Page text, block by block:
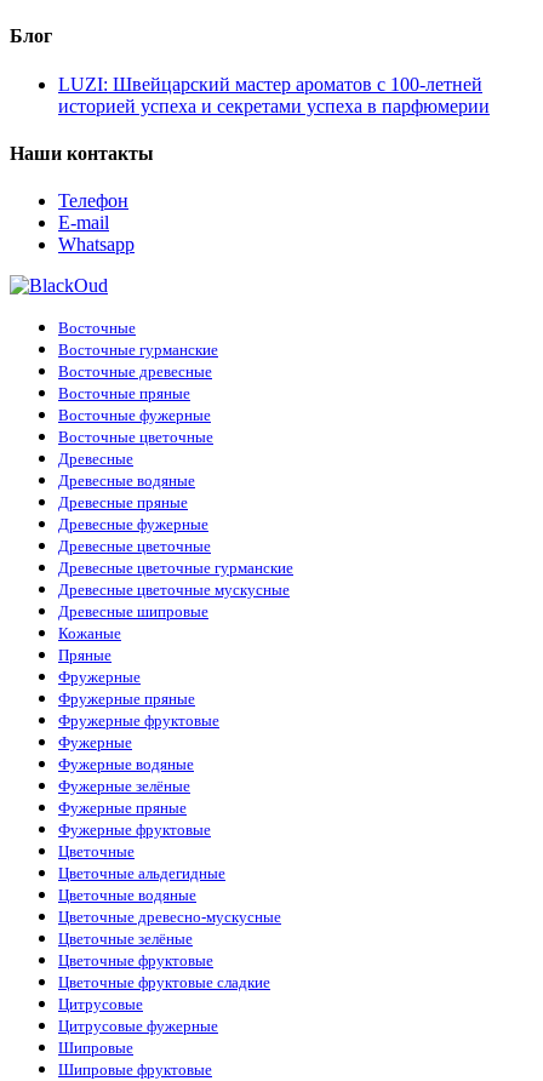
Блог
LUZI: Швейцарский мастер ароматов с 100-летней
историей успеха и секретами успеха в парфюмерии
Наши контакты
Телефон
E-mail
Whatsapp
Восточные
Восточные гурманские
Восточные древесные
Восточные пряные
Восточные фужерные
Восточные цветочные
Древесные
Древесные водяные
Древесные пряные
Древесные фужерные
Древесные цветочные
Древесные цветочные гурманские
Древесные цветочные мускусные
Древесные шипровые
Кожаные
Пряные
Фружерные
Фружерные пряные
Фружерные фруктовые
Фужерные
Фужерные водяные
Фужерные зелёные
Фужерные пряные
Фужерные фруктовые
Цветочные
Цветочные альдегидные
Цветочные водяные
Цветочные древесно-мускусные
Цветочные зелёные
Цветочные фруктовые
Цветочные фруктовые сладкие
Цитрусовые
Цитрусовые фужерные
Шипровые
Шипровые фруктовые